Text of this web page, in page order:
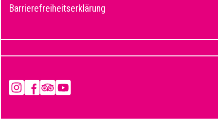
Barrierefreiheitserklärung
InstagramFacebook
Tripadvisor
YouTube